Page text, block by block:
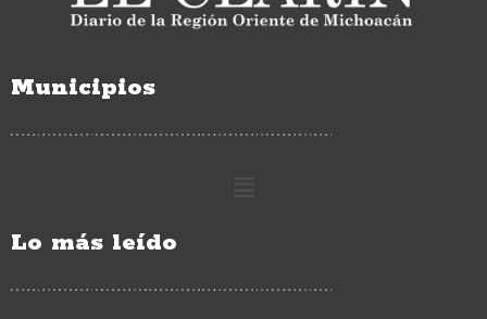
Municipios
Lo más leído